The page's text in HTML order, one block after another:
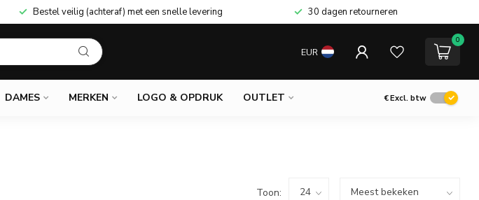
Bestel veilig (achteraf) met een snelle levering 30 dagen retourneren
EUR
0
DAMES MERKEN LOGO & OPDRUK OUTLET €Excl. btw
Toon: